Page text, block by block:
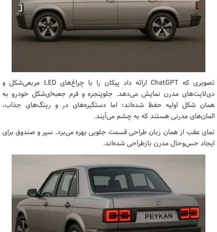
تصویری که ChatGPT ارائه داد پیکان را با چراغ‌های LED مربعی‌شکل و
دی‌لایت‌های مدرن نمایش می‌دهد. جلوپنجره و فرم جعبه‌ای‌شکل خودرو به
همان شکل اولیه حفظ شده‌اند؛ اما دستگیره‌های در و رینگ‌های جذاب،
المان‌های مدرنی هستند که به چشم می‌آیند.
نمای عقب از همان زبان طراحی قسمت جلویی بهره می‌برد. سپر و صندوق برای
ایجاد حس‌وحال مدرن بازطراحی شده‌اند.